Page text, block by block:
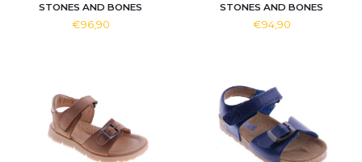
STONES AND BONES
€96,90
STONES AND BONES
€94,90